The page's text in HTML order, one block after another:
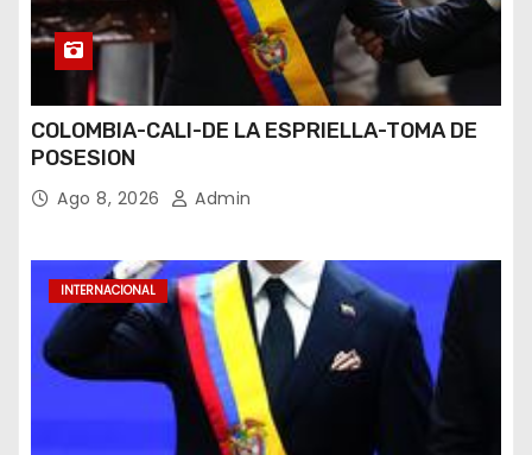
COLOMBIA-CALI-DE LA ESPRIELLA-TOMA DE
POSESION
Ago 8, 2026 Admin
INTERNACIONAL